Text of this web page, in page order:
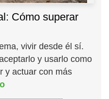
Cómo superar
vivir desde él sí.
y usarlo como
y actuar con más